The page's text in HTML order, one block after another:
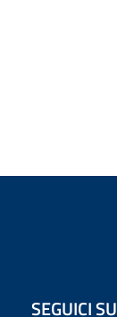
SEGUICI SU